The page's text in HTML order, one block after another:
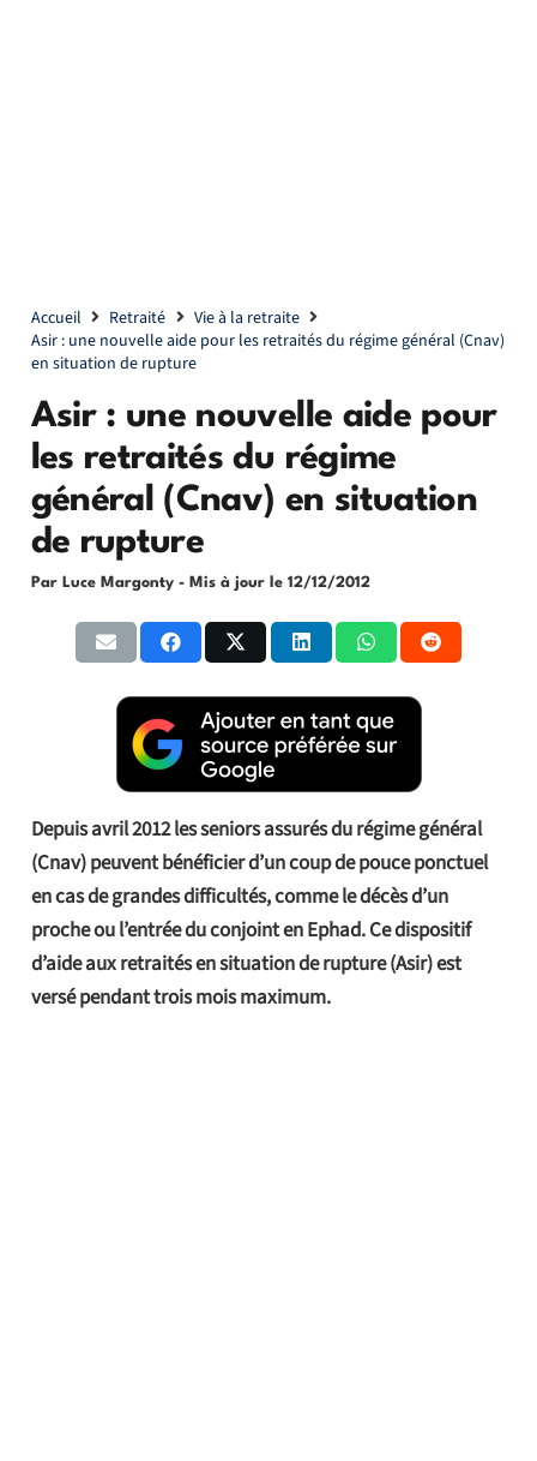
Accueil Retraité
Vie à la retraite
Asir : une nouvelle aide pour les retraités du régime général (Cnav)
en situation de rupture
Asir : une nouvelle aide pour
les retraités du régime
général (Cnav) en situation
de rupture
Par Luce Margonty - Mis à jour le 12/12/2012
Depuis avril 2012 les seniors assurés du régime général
(Cnav) peuvent bénéficier d’un coup de pouce ponctuel
en cas de grandes difficultés, comme le décès d’un
proche ou l’entrée du conjoint en Ephad. Ce dispositif
d’aide aux retraités en situation de rupture (Asir) est
versé pendant trois mois maximum.